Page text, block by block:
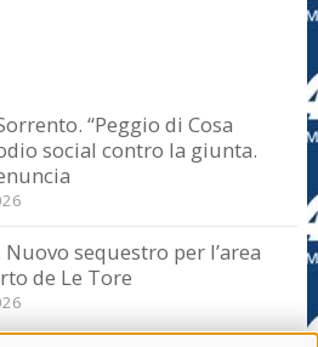
“Peggio di Cosa
social contro la giunta.
sequestro per l’area
de Le Tore